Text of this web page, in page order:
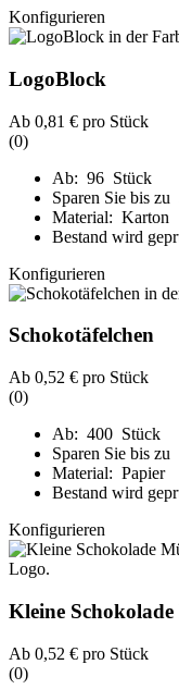
Konfigurieren
LogoBlock
Ab 0,81 € pro Stück
(0)
Ab: 96 Stück
Sparen Sie bis zu
Material: Karton
Bestand wird
Konfigurieren
Schokotäfelchen
Ab 0,52 € pro Stück
(0)
Ab: 400 Stück
Sparen Sie bis zu
Material: Papier
Bestand wird
Konfigurieren
Kleine
Ab 0,52 € pro Stück
(0)